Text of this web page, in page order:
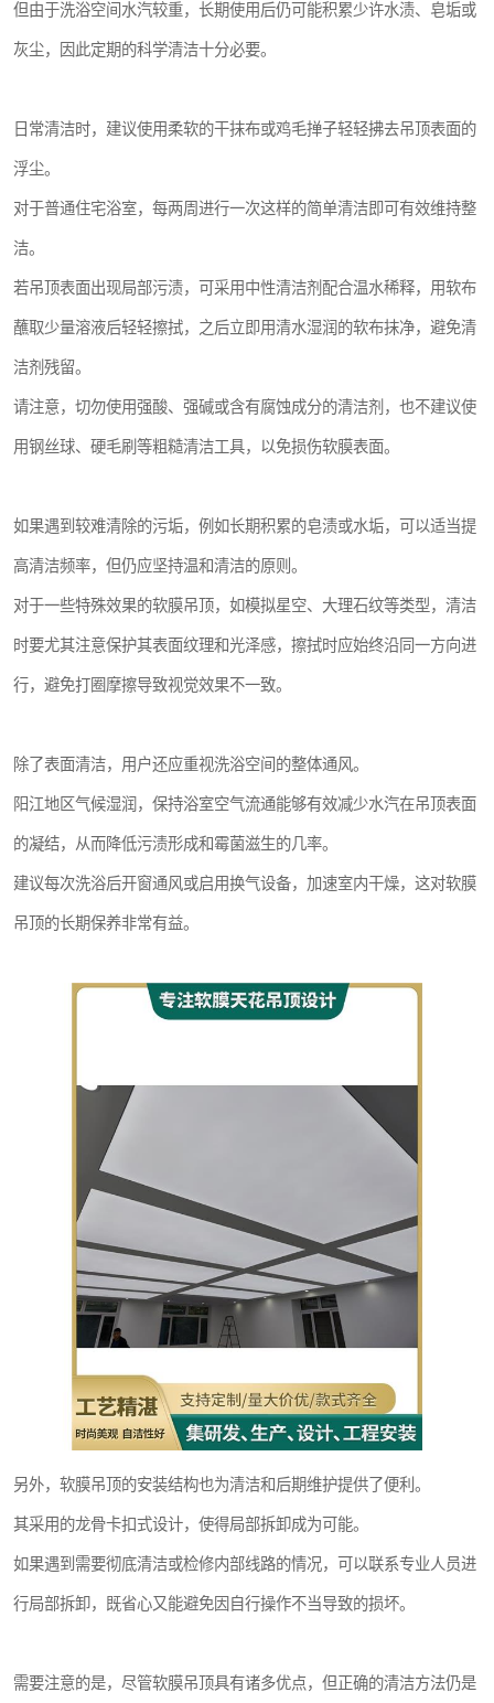
但由于洗浴空间水汽较重，长期使用后仍可能积累少许水渍、皂垢或
灰尘，因此定期的科学清洁十分必要。
日常清洁时，建议使用柔软的干抹布或鸡毛掸子轻轻拂去吊顶表面的
浮尘。
对于普通住宅浴室，每两周进行一次这样的简单清洁即可有效维持整
洁。
若吊顶表面出现局部污渍，可采用中性清洁剂配合温水稀释，用软布
蘸取少量溶液后轻轻擦拭，之后立即用清水湿润的软布抹净，避免清
洁剂残留。
请注意，切勿使用强酸、强碱或含有腐蚀成分的清洁剂，也不建议使
用钢丝球、硬毛刷等粗糙清洁工具，以免损伤软膜表面。
如果遇到较难清除的污垢，例如长期积累的皂渍或水垢，可以适当提
高清洁频率，但仍应坚持温和清洁的原则。
对于一些特殊效果的软膜吊顶，如模拟星空、大理石纹等类型，清洁
时要尤其注意保护其表面纹理和光泽感，擦拭时应始终沿同一方向进
行，避免打圈摩擦导致视觉效果不一致。
除了表面清洁，用户还应重视洗浴空间的整体通风。
阳江地区气候湿润，保持浴室空气流通能够有效减少水汽在吊顶表面
的凝结，从而降低污渍形成和霉菌滋生的几率。
建议每次洗浴后开窗通风或启用换气设备，加速室内干燥，这对软膜
吊顶的长期保养非常有益。
另外，软膜吊顶的安装结构也为清洁和后期维护提供了便利。
其采用的龙骨卡扣式设计，使得局部拆卸成为可能。
如果遇到需要彻底清洁或检修内部线路的情况，可以联系专业人员进
行局部拆卸，既省心又能避免因自行操作不当导致的损坏。
需要注意的是，尽管软膜吊顶具有诸多优点，但正确的清洁方法仍是